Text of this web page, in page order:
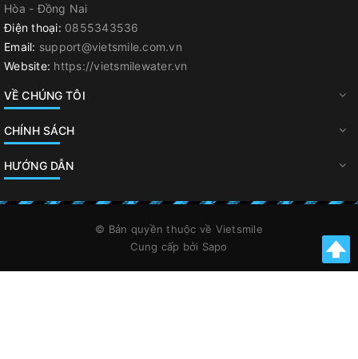
Hòa - Đồng Nai
Điện thoại: 0855343536
Email: support@vietsmile.com.vn
Website: https://vietsmilewater.vn
VỀ CHÚNG TÔI
CHÍNH SÁCH
HƯỚNG DẪN
© Bản quyền thuộc về Vietsmile
Cung cấp bởi Sapo